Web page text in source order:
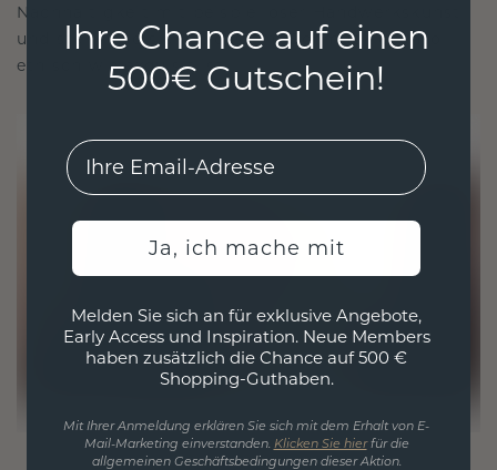
Nachhaltigkeit mit beispielloser Handwerkskunst
und stellen so sicher, dass Ihr Schmuck ebenso
ethisch wie exquisit ist.
Ihre Chance auf einen
500€ Gutschein!
EMail
Ja, ich mache mit
Melden Sie sich an für exklusive Angebote,
Early Access und Inspiration. Neue Members
haben zusätzlich die Chance auf 500 €
Shopping-Guthaben.
Mit Ihrer Anmeldung erklären Sie sich mit dem Erhalt von E-
Mail-Marketing einverstanden. Klicken Sie hierfür die
allgemeinen Geschäftsbedingungen dieser Aktion.